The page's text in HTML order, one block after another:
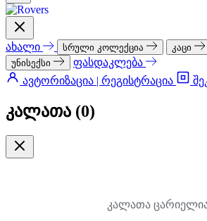
ახალი სრული კოლექცია კაცი
უნისექსი
ფასდაკლება
ავტორიზაცია | რეგისტრაცია
კალათა (0)
კალათა